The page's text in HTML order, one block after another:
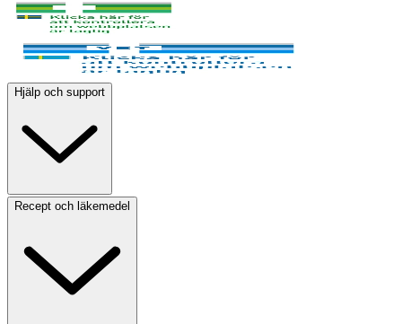
Hjälp och support
Recept och läkemedel